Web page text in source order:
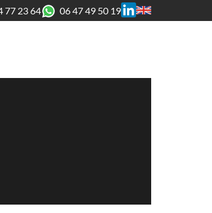
77 23 64
06 47 49 50 19